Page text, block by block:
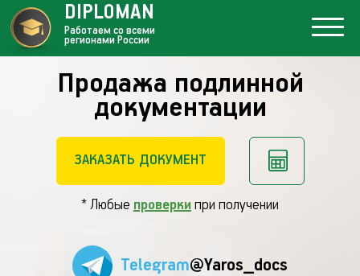
Продажа подлинной
документации
ЗАКАЗАТЬ ДОКУМЕНТ
* Любые проверки при получении
Telegram@Yaros_docs
DIPLOMAN
Работаем со всеми
регионами России